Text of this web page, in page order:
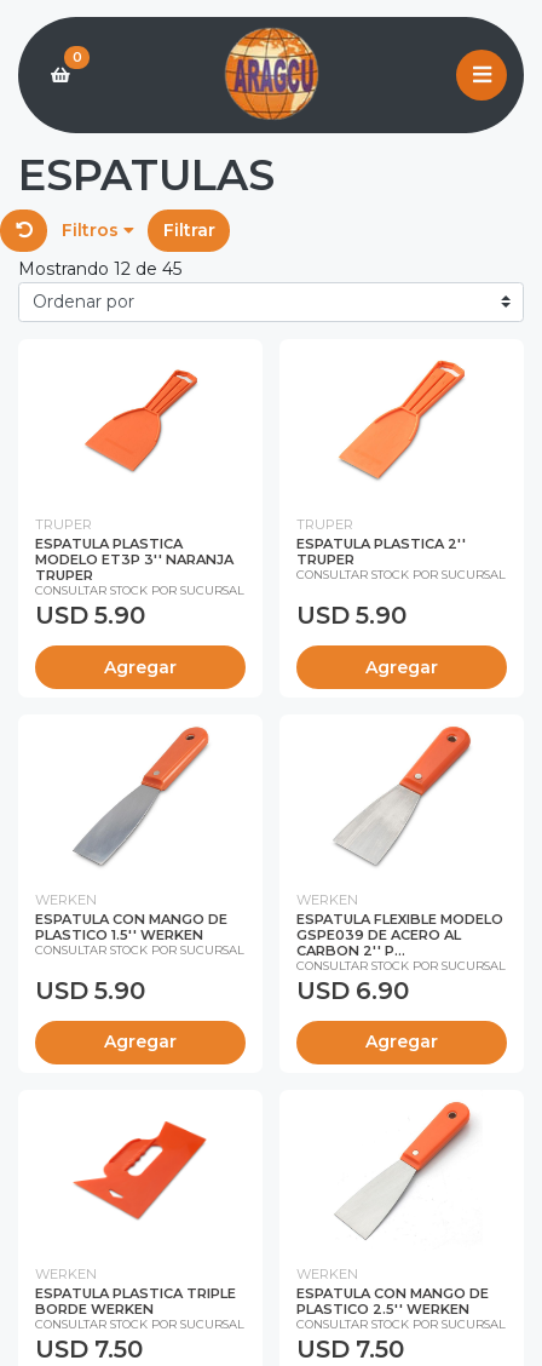
0
ESPATULAS
Filtros
Filtrar
Mostrando 12 de 45
TRUPER
ESPATULA PLASTICA
MODELO ET3P 3'' NARANJA
TRUPER
CONSULTAR STOCK POR SUCURSAL
USD 5.90
Agregar
TRUPER
ESPATULA PLASTICA 2''
TRUPER
CONSULTAR STOCK POR SUCURSAL
USD 5.90
Agregar
WERKEN
ESPATULA CON MANGO DE
PLASTICO 1.5'' WERKEN
CONSULTAR STOCK POR SUCURSAL
USD 5.90
Agregar
WERKEN
ESPATULA FLEXIBLE MODELO
GSPE039 DE ACERO AL
CARBON 2'' P...
CONSULTAR STOCK POR SUCURSAL
USD 6.90
Agregar
WERKEN
ESPATULA PLASTICA TRIPLE
BORDE WERKEN
CONSULTAR STOCK POR SUCURSAL
USD 7.50
WERKEN
ESPATULA CON MANGO DE
PLASTICO 2.5'' WERKEN
CONSULTAR STOCK POR SUCURSAL
USD 7.50